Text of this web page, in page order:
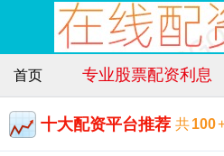
首页 专业股票配资利息
十大配资平台推荐 共100